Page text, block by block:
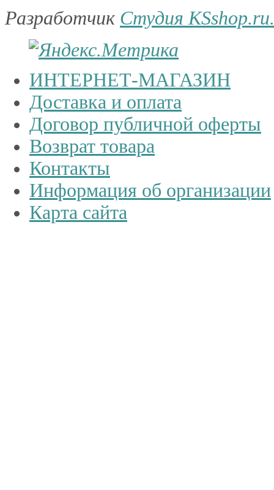
Разработчик Студия KSshop.ru.
ИНТЕРНЕТ-МАГАЗИН
Доставка и оплата
Договор публичной оферты
Возврат товара
Контакты
Информация об организации
Карта сайта